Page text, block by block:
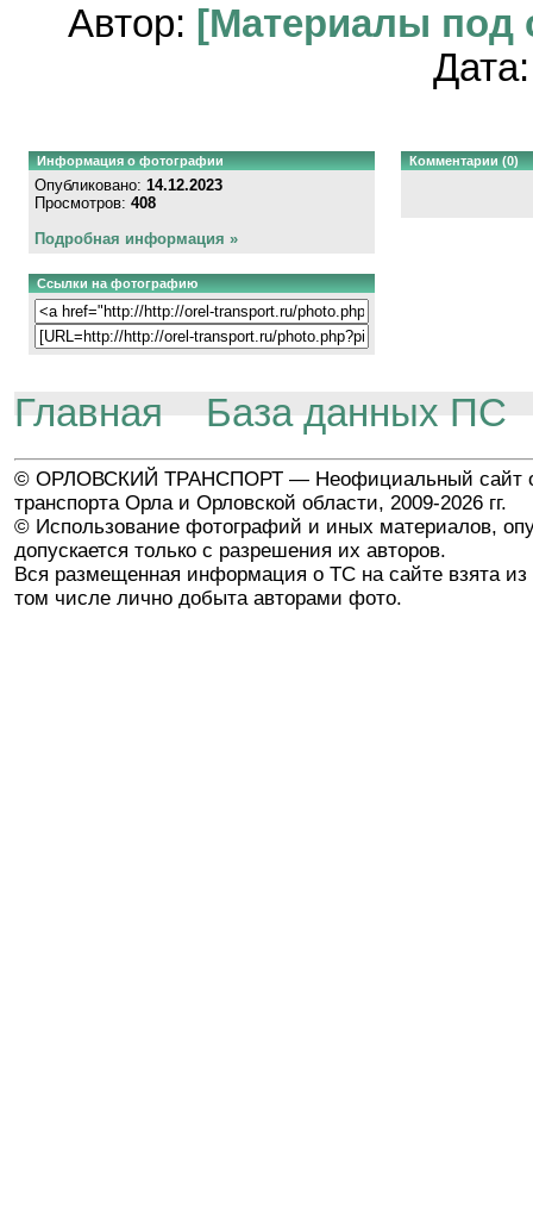
Автор: [Материалы под
Информация о фотографии
Опубликовано: 14.12.2023
Просмотров: 408
Подробная информация »
Ссылки на фотографию
Комментарии (0)
Главная База данных ПС
© ОРЛОВСКИЙ ТРАНСПОРТ — Неофициальный сайт
транспорта Орла и Орловской области, 2009-2026 гг.
© Использование фотографий и иных материалов,
допускается только с разрешения их авторов.
Вся размещенная информация о ТС на сайте взята из
том числе лично добыта авторами фото.